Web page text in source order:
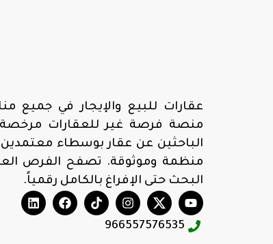
عقارات للبيع والإيجار في جميع
منصة فرصة غير للعقارات مرخصة
الباحثين عن عقار بوسطاء
منظمة وموثوقة. تصفح الفرص
البحث حتى الإفراغ بالكامل رقمياً.
966557576535